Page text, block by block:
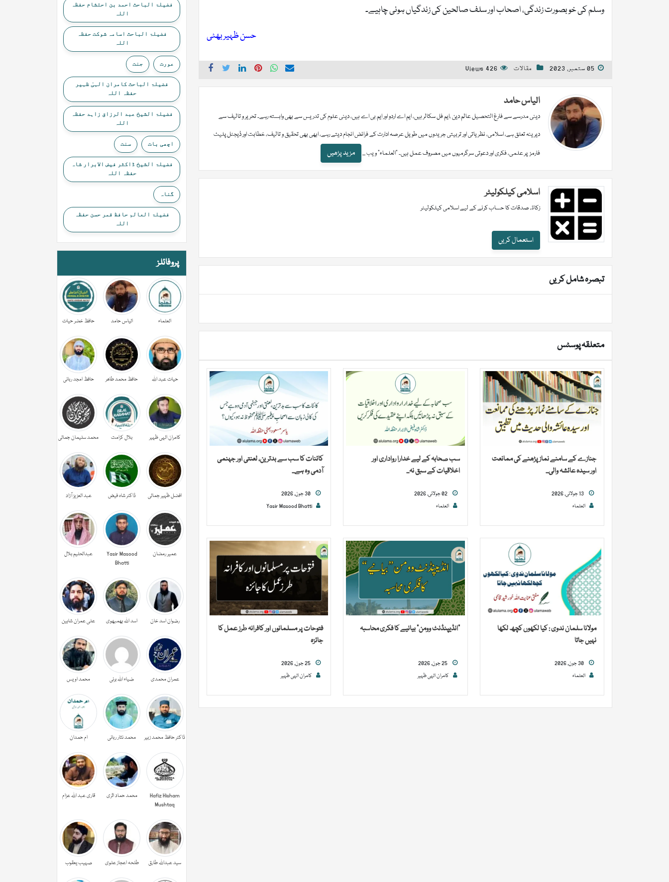
وسلم کی خوبصورت زندگی، اصحاب اور سلف صالحین کی زندگیاں ہونی چاہیے۔
حسن ظہیر بھٹی
05 ستمبر, 2023 مقالات 426 Views
الیاس حامد
دینی مدرسے سے فارغ التحصیل عالم دین ،ایم فل سکالر ہیں، ایم اے اردو اور ایم بی اے ہیں، دینی علوم کی تدریس سے بھی وابستہ رہے۔ تحریر و تالیف سے
دیرینہ تعلق ہے، اسلامی، نظریاتی اور تربیتی جریدوں میں طویل عرصہ ادارت کے فرائض انجام دیتے رہے، ابھی بھی تحقیق و تالیف، خطابت اور ڈیجٹل پلیٹ
فارمز پر علمی، فکری اور دعوتی سرگرمیوں میں مصروف عمل ہیں۔ "العلماء" ویب ...
مزید پڑھیں
اسلامی کیلکولیٹر
زکاۃ، صدقات کا حساب کرنے کے لیے اسلامی کیلکولیٹر
استعمال کریں
تبصرہ شامل کریں
متعلقہ پوسٹس
جنازے کے سامنے نماز پڑھنے کی ممانعت
اور سیدہ عائشہ والی...
العلماء
سب صحابہ کے لیے خدارا رواداری اور
اخلاقیات کے سبق نہ...
02 جولائی, 2026
العلماء
کائنات کا سب سے بدترین، لعنتی اور جہنمی
آدمی وہ ہے...
Yasir Masood Bhatti
مولانا سلمان ندوی : کیا لکھوں کچھ لکھا
نہیں جاتا
العلماء
“انڈیپنڈنٹ وومن” بیانیے کا فکری محاسبہ
25 جون, 2026
کامران الہی ظہیر
فتوحات پر مسلمانوں اور کافرانہ طرز عمل کا
جائزہ
کامران الہی ظہیر
فضیلۃ الباحث احمد بن احتشام حفظہ
اللہ
فضیلۃ الباحث اسامہ شوکت حفظہ
اللہ
عورت جنت
فضیلۃ الباحث کامران الہیٰ ظہیر
حفظہ اللہ
فضیلۃ الشیخ عبد الرزاق زاہد حفظہ
اللہ
اچھی بات سنت
فضیلۃ الشیخ ڈاکٹر فیض الابرار شاہ
حفظہ اللہ
گناہ
فضیلۃ العالم حافظ قمر حسن حفظہ
اللہ
پروفائلز
العلماء الیاس حامد حافظ خضر حیات
حیات عبد اللہ حافظ محمد طاھر حافظ امجد ربانی
کامران الہی ظہیر بلال کرامت محمد سلیمان جمالی
افضل ظہیر جمالی ڈاکٹر شاہ فیض عبد العزیز آزاد
عمیر رمضان
Yasir Masood
Bhatti
عبدالحليم بلال
رضوان اسد خان اسد اللہ بھمبھوی علی عمران شاہین
عمران محمدی ضیاء اللہ برنی محمد اویس
ڈاکٹر حافظ محمد زبیر محمد نثار ربانی ام حمدان
Hafiz Hisham
Mushtaq
محمد حماد اثری قاری عبد اللہ عزام
سید عبداللہ طارق طلحہ اعجاز علوی صہیب یعقوب